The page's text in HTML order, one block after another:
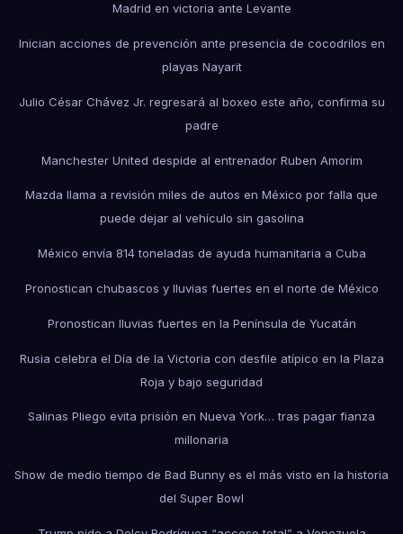
Madrid en victoria ante Levante
Inician acciones de prevención ante presencia de cocodrilos en
playas Nayarit
Julio César Chávez Jr. regresará al boxeo este año, confirma su
padre
Manchester United despide al entrenador Ruben Amorim
Mazda llama a revisión miles de autos en México por falla que
puede dejar al vehículo sin gasolina
México envía 814 toneladas de ayuda humanitaria a Cuba
Pronostican chubascos y lluvias fuertes en el norte de México
Pronostican lluvias fuertes en la Península de Yucatán
Rusia celebra el Día de la Victoria con desfile atípico en la Plaza
Roja y bajo seguridad
Salinas Pliego evita prisión en Nueva York… tras pagar fianza
millonaria
Show de medio tiempo de Bad Bunny es el más visto en la historia
del Super Bowl